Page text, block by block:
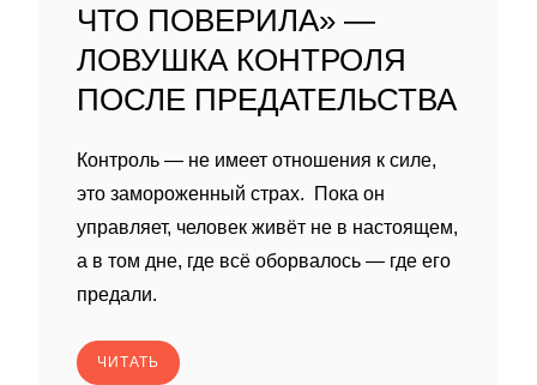
ЧТО ПОВЕРИЛА» —
ЛОВУШКА КОНТРОЛЯ
ПОСЛЕ ПРЕДАТЕЛЬСТВА
Контроль — не имеет отношения к силе,
это замороженный страх. Пока он
управляет, человек живёт не в настоящем,
а в том дне, где всё оборвалось — где его
предали.
ЧИТАТЬ